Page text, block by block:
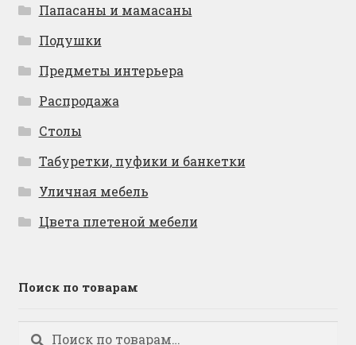
Папасаны и мамасаны
Подушки
Предметы интерьера
Распродажа
Столы
Табуретки, пуфики и банкетки
Уличная мебель
Цвета плетеной мебели
Поиск по товарам
Искать:
Поиск